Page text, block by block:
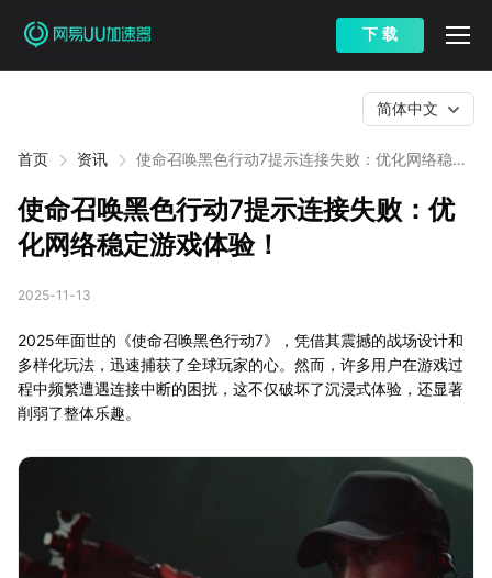
下 载
首页 资讯
使命召唤黑色行动7提示连接失败：优化网络稳定
简体中文
使命召唤黑色行动7提示连接失败：优
化网络稳定游戏体验！
2025-11-13
2025年面世的《使命召唤黑色行动7》，凭借其震撼的战场设计和
多样化玩法，迅速捕获了全球玩家的心。然而，许多用户在游戏过
程中频繁遭遇连接中断的困扰，这不仅破坏了沉浸式体验，还显著
削弱了整体乐趣。